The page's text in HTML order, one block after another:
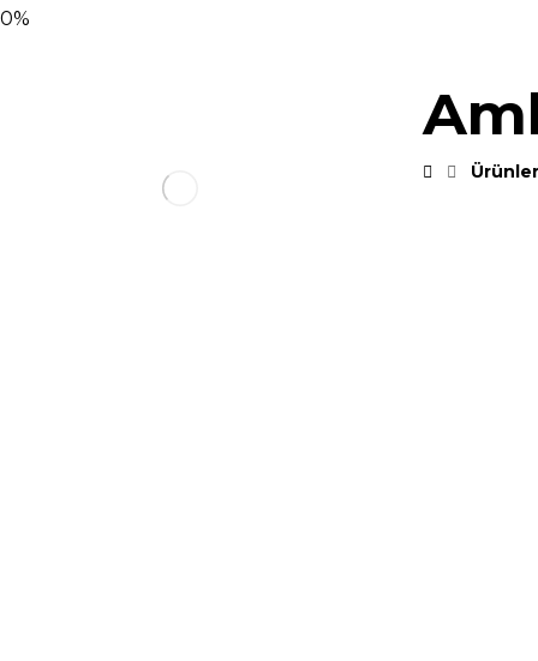
0%
Ürünler